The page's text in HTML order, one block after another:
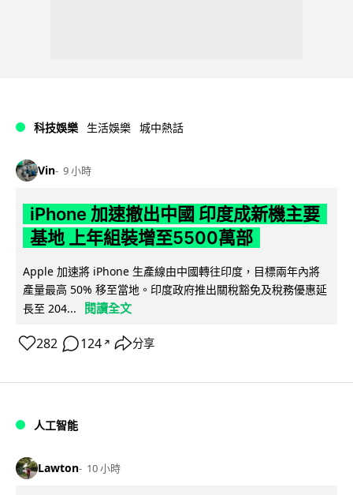
科技娛樂 生活娛樂 城中熱話
Vin 9 小時
iPhone 加速撤出中國 印度成新機主要
基地 上年組裝增至5500萬部
Apple 加速將 iPhone 生產線由中國轉往印度，目標兩年內將
產量最高 50% 移至當地。印度政府推出關稅豁免及稅務優惠延
長至 204...
閱讀全文
282 124 ↗ 分享
人工智能
Lawton 10 小時